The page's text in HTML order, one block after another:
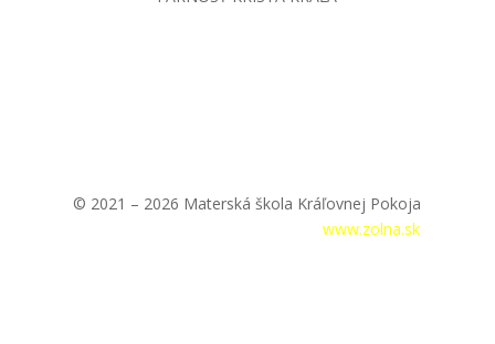
© 2021 – 2026 Materská škola Kráľovnej Pokoja
www.zolna.sk